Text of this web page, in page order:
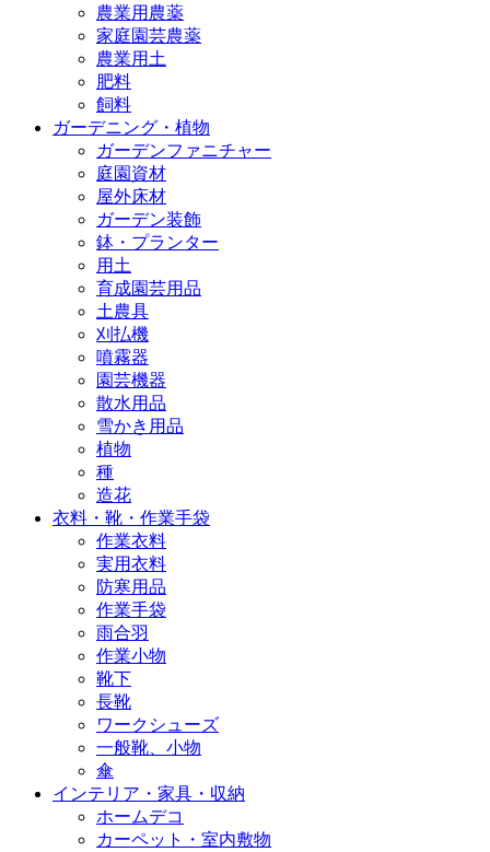
農業用農薬
家庭園芸農薬
農業用土
肥料
飼料
ガーデニング・植物
ガーデンファニチャー
庭園資材
屋外床材
ガーデン装飾
鉢・プランター
用土
育成園芸用品
土農具
刈払機
噴霧器
園芸機器
散水用品
雪かき用品
植物
種
造花
衣料・靴・作業手袋
作業衣料
実用衣料
防寒用品
作業手袋
雨合羽
作業小物
靴下
長靴
ワークシューズ
一般靴、小物
傘
インテリア・家具・収納
ホームデコ
カーペット・室内敷物